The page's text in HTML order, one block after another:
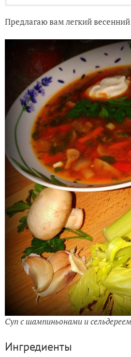
Предлагаю вам легкий
Суп с шампиньонами и сельдереем
Ингредиенты